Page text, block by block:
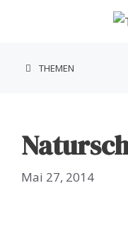
THEMEN
Mai 27, 2014